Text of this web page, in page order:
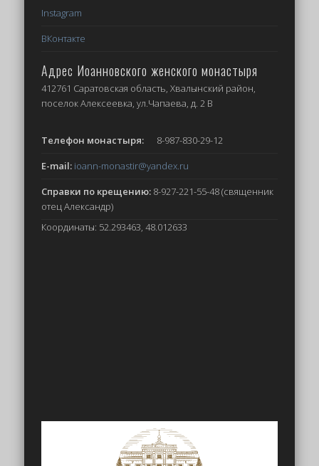
Instagram
ВКонтакте
Адрес Иоанновского женского монастыря
412761 Саратовская область, Хвалынский район,
поселок Алексеевка, ул.Чапаева, д. 2 В
Телефон монастыря:
8-987-830-29-12
E-mail: ioann-monastir@yandex.ru
Справки по крещению: 8-927-221-55-48 (священник
отец Александр)
Координаты: 52.293463, 48.012633